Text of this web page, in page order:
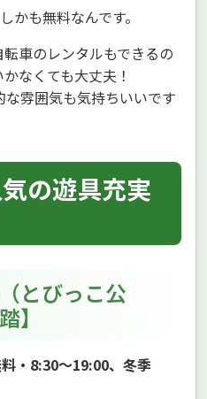
かも無料なんです。
車のレンタルもできるの
なくても大丈夫！
雰囲気も気持ちいいです
の遊具充実
とびっこ公
】
・8:30～19:00、冬季